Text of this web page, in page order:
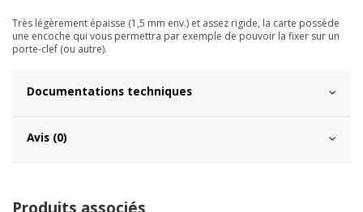
Très légèrement épaisse (1,5 mm env.) et assez rigide, la carte possède
une encoche qui vous permettra par exemple de pouvoir la fixer sur un
porte-clef (ou autre).
Documentations techniques
Avis (0)